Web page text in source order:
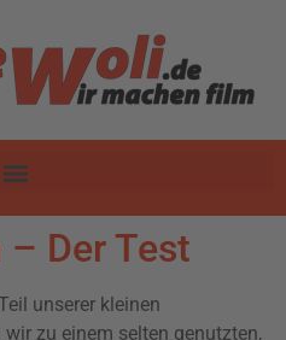
Der Test
unserer kleinen
wir zu einem selten genutzten,